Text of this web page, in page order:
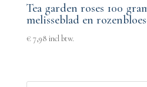
Tea garden roses 100
melisseblad en
€7,98 incl btw.